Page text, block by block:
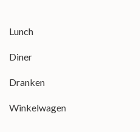
Lunch
Diner
Dranken
Winkelwagen